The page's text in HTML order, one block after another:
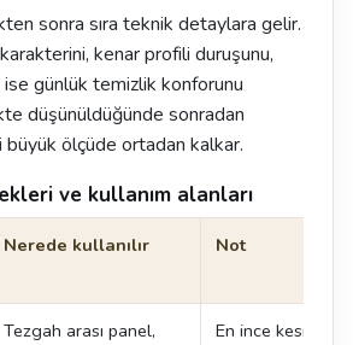
sonra sıra teknik detaylara gelir.
karakterini, kenar profili duruşunu,
günlük temizlik konforunu
düşünüldüğünde sonradan
büyük ölçüde ortadan kalkar.
ve kullanım alanları
Nerede kullanılır Not
Tezgah arası panel,
En ince kesit.